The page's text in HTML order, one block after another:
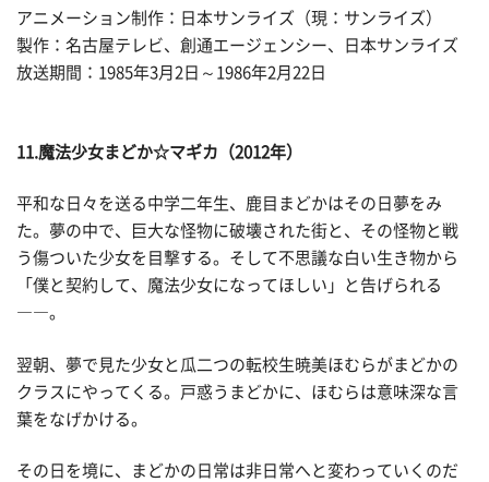
アニメーション制作：日本サンライズ（現：サンライズ）
製作：名古屋テレビ、創通エージェンシー、日本サンライズ
放送期間：1985年3月2日～1986年2月22日
11.魔法少女まどか☆マギカ（2012年）
平和な日々を送る中学二年生、鹿目まどかはその日夢をみ
た。夢の中で、巨大な怪物に破壊された街と、その怪物と戦
う傷ついた少女を目撃する。そして不思議な白い生き物から
「僕と契約して、魔法少女になってほしい」と告げられる
――。
翌朝、夢で見た少女と瓜二つの転校生暁美ほむらがまどかの
クラスにやってくる。戸惑うまどかに、ほむらは意味深な言
葉をなげかける。
その日を境に、まどかの日常は非日常へと変わっていくのだ